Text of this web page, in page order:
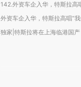
142.外资车企入华，特斯拉高
外资车企入华，特斯拉高唱“
独家|特斯拉将在上海临港国产